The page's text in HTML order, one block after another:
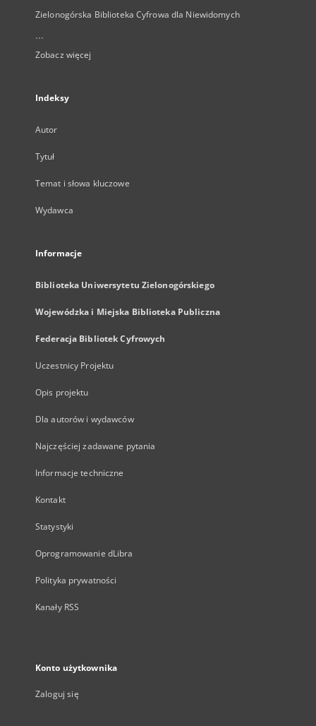
Zielonogórska Biblioteka Cyfrowa dla Niewidomych
...
Zobacz więcej
Indeksy
Autor
Tytuł
Temat i słowa kluczowe
Wydawca
Informacje
Biblioteka Uniwersytetu Zielonogórskiego
Wojewódzka i Miejska Biblioteka Publiczna
Federacja Bibliotek Cyfrowych
Uczestnicy Projektu
Opis projektu
Dla autorów i wydawców
Najczęściej zadawane pytania
Informacje techniczne
Kontakt
Statystyki
Oprogramowanie dLibra
Polityka prywatności
Kanały RSS
Konto użytkownika
Zaloguj się